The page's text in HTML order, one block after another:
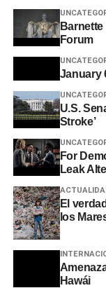
Barnette
Forum
January
U.S.
Stroke’
For
Leak
El
los
Hawái